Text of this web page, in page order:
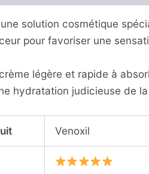
solution cosmétique
pour favoriser une
légère et rapide à
hydratation judicieuse de
Venoxil